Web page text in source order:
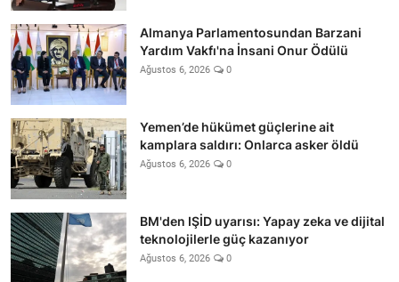
Almanya Parlamentosundan Barzani
Yardım Vakfı'na İnsani Onur Ödülü
Ağustos 6, 2026 0
Yemen’de hükümet güçlerine ait
kamplara saldırı: Onlarca asker öldü
Ağustos 6, 2026 0
BM'den IŞİD uyarısı: Yapay zeka ve dijital
teknolojilerle güç kazanıyor
Ağustos 6, 2026 0